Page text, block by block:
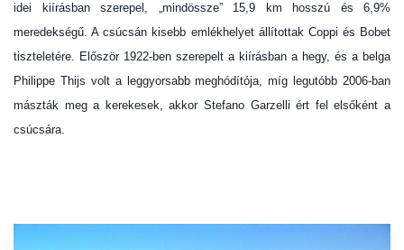
idei kiírásban szerepel, „mindössze” 15,9 km hosszú és 6,9%
meredekségű. A csúcsán kisebb emlékhelyet állítottak Coppi és Bobet
tiszteletére. Először 1922-ben szerepelt a kiírásban a hegy, és a belga
Philippe Thijs volt a leggyorsabb meghódítója, míg legutóbb 2006-ban
mászták meg a kerekesek, akkor Stefano Garzelli ért fel elsőként a
csúcsára.